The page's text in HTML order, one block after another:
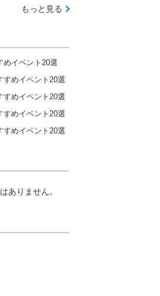
もっと見る
めイベント20選
すめイベント20選
すめイベント20選
すめイベント20選
すめイベント20選
ありません。